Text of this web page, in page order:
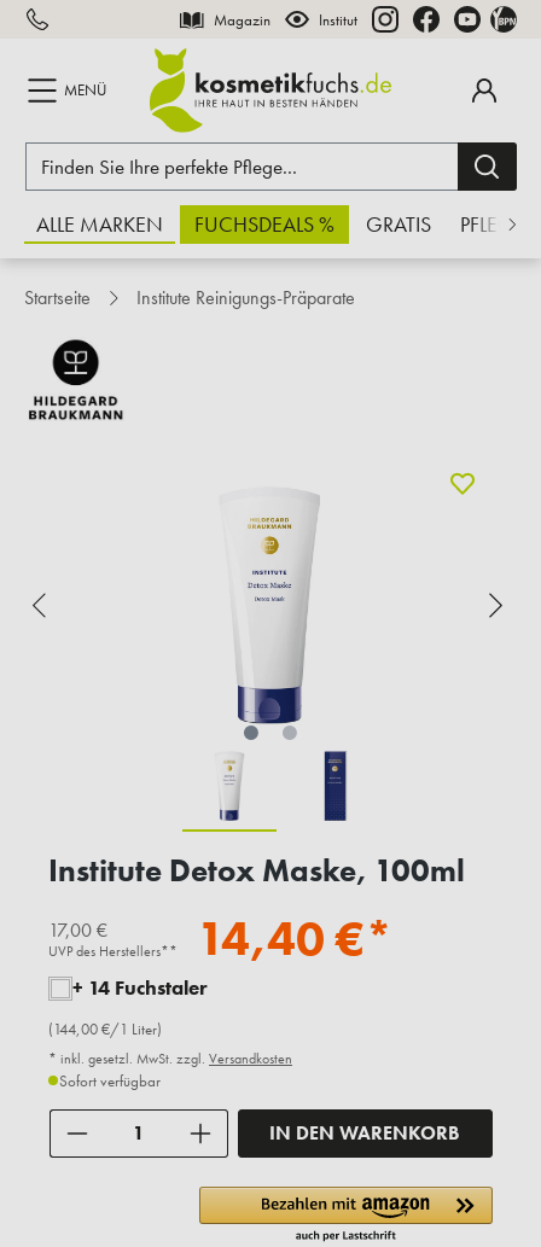
springen Magazin Institut
MENÜ
ALLE MARKEN FUCHSDEALS % GRATIS PFLEGE
Startseite Institute Reinigungs-Präparate
Institute Detox Maske, 100ml
17,00 €
UVP des Herstellers** 14,40 €*
+ 14 Fuchstaler
(144,00 €/1 Liter)
* inkl. gesetzl. MwSt. zzgl. Versandkosten
Sofort verfügbar
IN DEN WARENKORB